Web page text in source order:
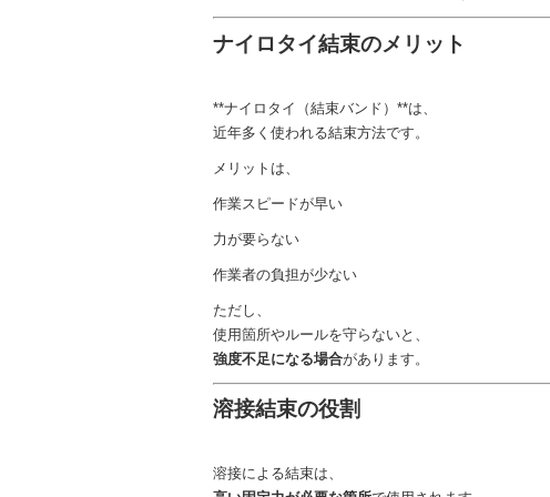
ナイロタイ結束のメリット
**ナイロタイ（結束バンド）**は、
近年多く使われる結束方法です。
メリットは、
作業スピードが早い
力が要らない
作業者の負担が少ない
ただし、
使用箇所やルールを守らないと、
強度不足になる場合があります。
溶接結束の役割
溶接による結束は、